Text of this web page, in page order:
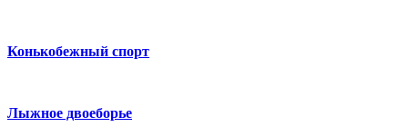
Конькобежный спорт
Лыжное двоеборье